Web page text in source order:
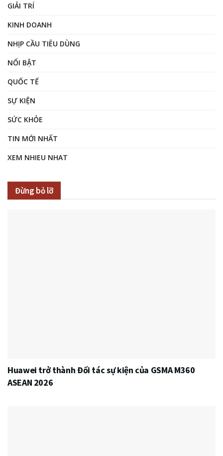
GIẢI TRÍ
KINH DOANH
NHỊP CẦU TIÊU DÙNG
NỔI BẬT
QUỐC TẾ
SỰ KIỆN
SỨC KHỎE
TIN MỚI NHẤT
XEM NHIEU NHAT
Đừng bỏ lỡ
Huawei trở thành Đối tác sự kiện của GSMA M360
ASEAN 2026